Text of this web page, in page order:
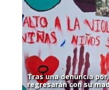
Tras una denuncia
regresarán con su